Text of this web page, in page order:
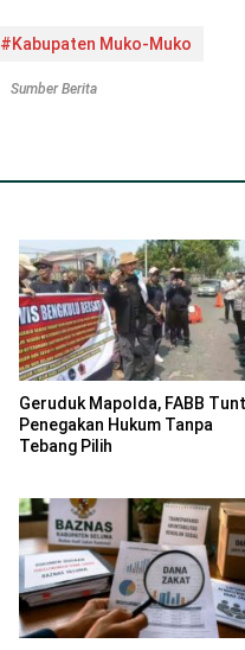
#Kabupaten Muko-Muko
Sumber Berita
Geruduk Mapolda, FABB
Penegakan Hukum Tanpa
Tebang Pilih